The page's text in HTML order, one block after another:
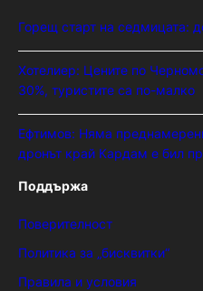
Горещ старт на седмицата:
Хотелиер: Цените по
30%, туристите са по-малко
Ефтимов: Няма
дронът край Кардам е бил
Поддържа
Поверителност
Политика за „бисквитки“
Правила и условия